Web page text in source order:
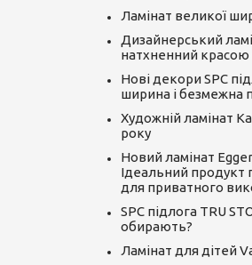
Ламінат великої
Дизайнерський
натхненний
Нові декори SPC
ширина і безмежна
Художній ламінат
року
Новий ламінат
Ідеальний продукт
для приватного
SPC підлога TRU
обирають?
Ламінат для дітей